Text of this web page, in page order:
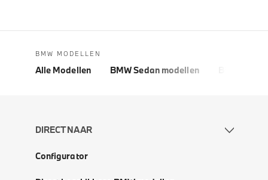
BMW MODELLEN
Alle Modellen BMW Sedan modellen
DIRECT NAAR
Configurator